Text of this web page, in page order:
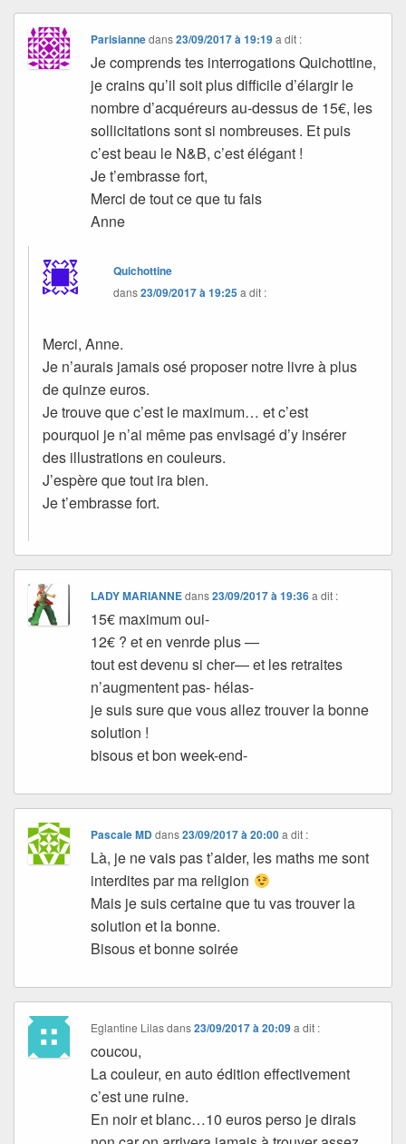
Parisiannedans23/09/2017 à 19:19 a dit :
Je comprends tes interrogations Quichottine,
je crains qu’il soit plus difficile d’élargir le
nombre d’acquéreurs au-dessus de 15€, les
sollicitations sont si nombreuses. Et puis
c’est beau le N&B, c’est élégant !
Je t’embrasse fort,
Merci de tout ce que tu fais
Anne
Quichottine
dans23/09/2017 à 19:25a dit :
Merci, Anne.
Je n’aurais jamais osé proposer notre livre à plus
de quinze euros.
Je trouve que c’est le maximum… et c’est
pourquoi je n’ai même pas envisagé d’y insérer
des illustrations en couleurs.
J’espère que tout ira bien.
Je t’embrasse fort.
LADY MARIANNEdans23/09/2017 à 19:36 a dit :
15€ maximum oui-
12€ ? et en venrde plus —
tout est devenu si cher— et les retraites
n’augmentent pas- hélas-
je suis sure que vous allez trouver la bonne
solution !
bisous et bon week-end-
Pascale MDdans23/09/2017 à 20:00 a dit :
Là, je ne vais pas t’aider, les maths me sont
interdites par ma religion
Mais je suis certaine que tu vas trouver la
solution et la bonne.
Bisous et bonne soirée
Eglantine Lilasdans23/09/2017 à 20:09 a dit :
coucou,
La couleur, en auto édition effectivement
c’est une ruine.
En noir et blanc…10 euros perso je dirais